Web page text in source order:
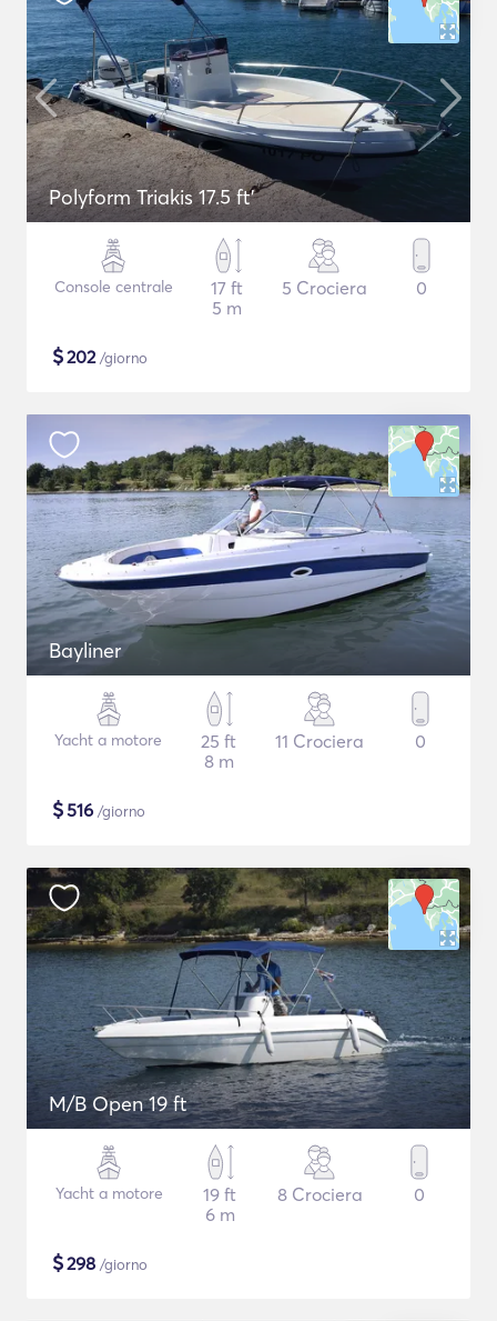
Polyform Triakis 17.5 ft'
Console centrale
17 ft
5 m
5 Crociera 0
$202/giorno
Bayliner
Yacht a motore
25 ft
8 m
11 Crociera 0
$516 /giorno
M/B Open 19 ft
Yacht a motore
19 ft
6 m
8 Crociera 0
$298 /giorno